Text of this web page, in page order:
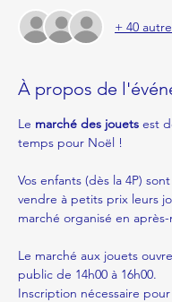
+ 40
À propos de
Le marché des jouets est
temps pour Noël !
Vos enfants (dès la 4P)
vendre à petits prix leurs
marché organisé en
Le marché aux jouets
public de 14h00 à 16h00.
Inscription nécessaire